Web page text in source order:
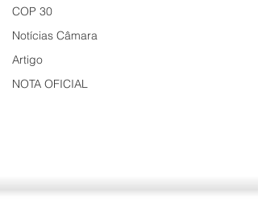
COP 30
Notícias Câmara
Artigo
NOTA OFICIAL